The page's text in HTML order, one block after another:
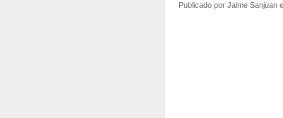
Publicado por Jaime Sanjuan